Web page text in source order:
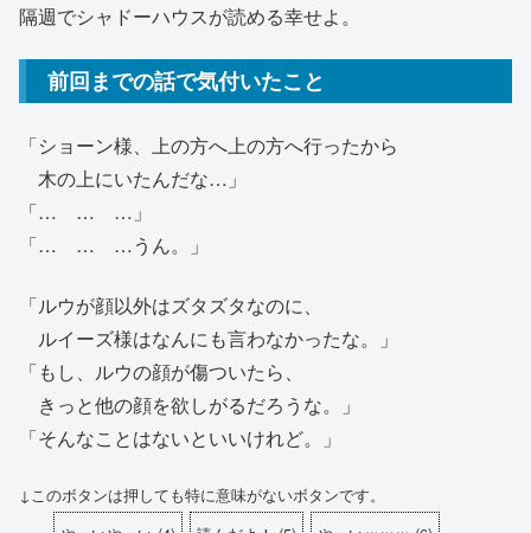
隔週でシャドーハウスが読める幸せよ。
前回までの話で気付いたこと
「ショーン様、上の方へ上の方へ行ったから
木の上にいたんだな…」
「… … …」
「… … …うん。」
「ルウが顔以外はズタズタなのに、
ルイーズ様はなんにも言わなかったな。」
「もし、ルウの顔が傷ついたら、
きっと他の顔を欲しがるだろうな。」
「そんなことはないといいけれど。」
↓このボタンは押しても特に意味がないボタンです。